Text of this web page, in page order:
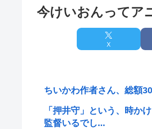
今けいおんってア
X
ちいかわ作者さん、総額
「押井守」という、時か
監督いるでし...